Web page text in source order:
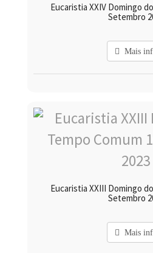
Eucaristia XXIV Domingo
Setembro
Mais
Eucaristia XXIII Domingo
Setembro
Mais